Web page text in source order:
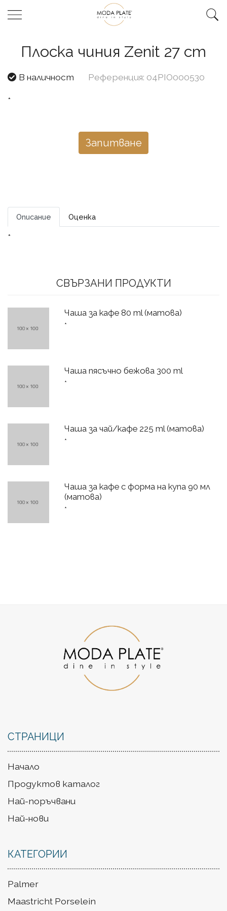
Плоска чиния Zenit 27 cm
В наличност Референция: 04PIO000530
*
Запитване
Описание Оценка
*
СВЪРЗАНИ ПРОДУКТИ
Чаша за кафе 80 ml (матова)
*
Чаша пясъчно бежова 300 ml
*
Чаша за чай/кафе 225 ml (матова)
*
Чаша за кафе с форма на купа 90 мл
(матова)
*
СТРАНИЦИ
Начало
Продуктов каталог
Най-поръчвани
Най-нови
КАТЕГОРИИ
Palmer
Maastricht Porselein